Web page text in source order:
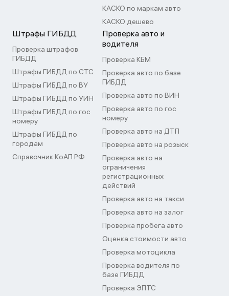
КАСКО по маркам авто
КАСКО дешево
Штрафы ГИБДД
Проверка штрафов
ГИБДД
Штрафы ГИБДД по СТС
Штрафы ГИБДД по ВУ
Штрафы ГИБДД по УИН
Штрафы ГИБДД по гос
номеру
Штрафы ГИБДД по
городам
Справочник КоАП РФ
Проверка авто и
водителя
Проверка КБМ
Проверка авто по базе
ГИБДД
Проверка авто по ВИН
Проверка авто по гос
номеру
Проверка авто на ДТП
Проверка авто на розыск
Проверка авто на
ограничения
регистрационных
действий
Проверка авто на такси
Проверка авто на залог
Проверка пробега авто
Оценка стоимости авто
Проверка мотоцикла
Проверка водителя по
базе ГИБДД
Проверка ЭПТС